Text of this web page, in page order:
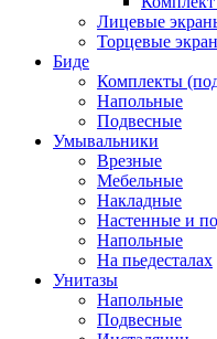
Лицевые
Торцевые
Биде
Комплекты
Напольные
Подвесные
Умывальники
Врезные
Мебельные
Накладные
Настенные и
Напольные
На пьедесталах
Унитазы
Напольные
Подвесные